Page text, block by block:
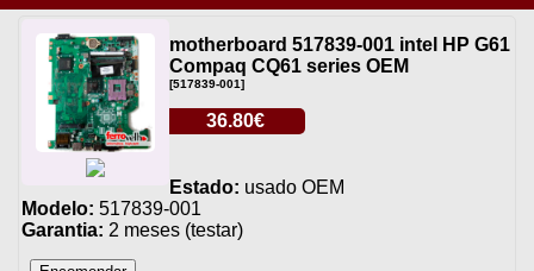
motherboard 517839-001 intel HP G61
Compaq CQ61 series OEM
[517839-001]
36.80€
Estado: usado OEM
Modelo: 517839-001
Garantia: 2 meses (testar)